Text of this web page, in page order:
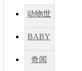
动物世
BABY
秀
奇闻